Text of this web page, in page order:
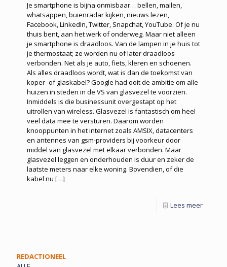
Je smartphone is bijna onmisbaar… bellen, mailen,
whatsappen, buienradar kijken, nieuws lezen,
Facebook, LinkedIn, Twitter, Snapchat, YouTube. Of je nu
thuis bent, aan het werk of onderweg. Maar niet alleen
je smartphone is draadloos. Van de lampen in je huis tot
je thermostaat; ze worden nu of later draadloos
verbonden. Net als je auto, fiets, kleren en schoenen.
Als alles draadloos wordt, wat is dan de toekomst van
koper- of glaskabel? Google had ooit de ambitie om alle
huizen in steden in de VS van glasvezel te voorzien.
Inmiddels is die businessunit overgestapt op het
uitrollen van wireless. Glasvezel is fantastisch om heel
veel data mee te versturen. Daarom worden
knooppunten in het internet zoals AMSIX, datacenters
en antennes van gsm-providers bij voorkeur door
middel van glasvezel met elkaar verbonden. Maar
glasvezel leggen en onderhouden is duur en zeker de
laatste meters naar elke woning. Bovendien, of die
kabel nu […]
Lees meer
REDACTIONEEL